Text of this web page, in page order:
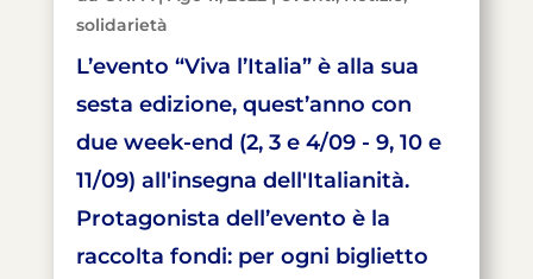
solidarietà
L’evento “Viva l’Italia” è alla sua
sesta edizione, quest’anno con
due week-end (2, 3 e 4/09 - 9, 10 e
11/09) all'insegna dell'Italianità.
Protagonista dell’evento è la
raccolta fondi: per ogni biglietto